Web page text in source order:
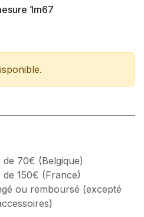
1m67
70€ (Belgique)
150€ (France)
ou remboursé (excepté